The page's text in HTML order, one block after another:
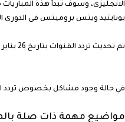
الانجليزى، وسوف تبدأ هذة
يونايتيد ويتس بروميتس فى الدورى
تم تحديث تردد القنوات بتاريخ 26 يناير 2019.
في حالة وجود مشاكل بخصوص تردد
مواضيع مهمة ذات صلة